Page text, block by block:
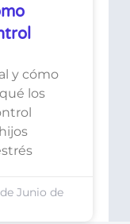
y cómo
los
Junio de